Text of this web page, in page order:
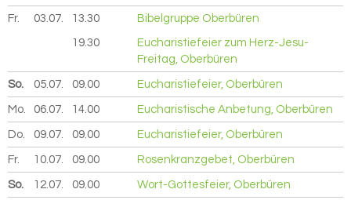
Fr. 03.07. 2026
13.30 Bibelgruppe Oberbüren
19.30
Eucharistiefeier zum Herz-Jesu-
Freitag, Oberbüren
So. 05.07. 2026
09.00 Eucharistiefeier, Oberbüren
Mo. 06.07. 2026
14.00 Eucharistische Anbetung, Oberbüren
Do. 09.07. 2026
09.00 Eucharistiefeier, Oberbüren
Fr. 10.07. 2026
09.00 Rosenkranzgebet, Oberbüren
So. 12.07. 2026
09.00 Wort-Gottesfeier, Oberbüren